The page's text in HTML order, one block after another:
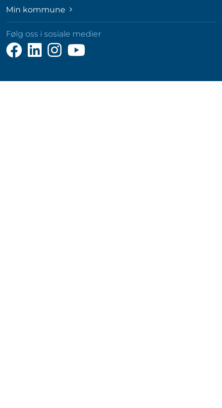
Min kommune
Følg oss i sosiale medier
Følg
oss
Facebook
Følg
oss
LinkedIn
Følg
oss
Instagram
Følg
oss
YouTube